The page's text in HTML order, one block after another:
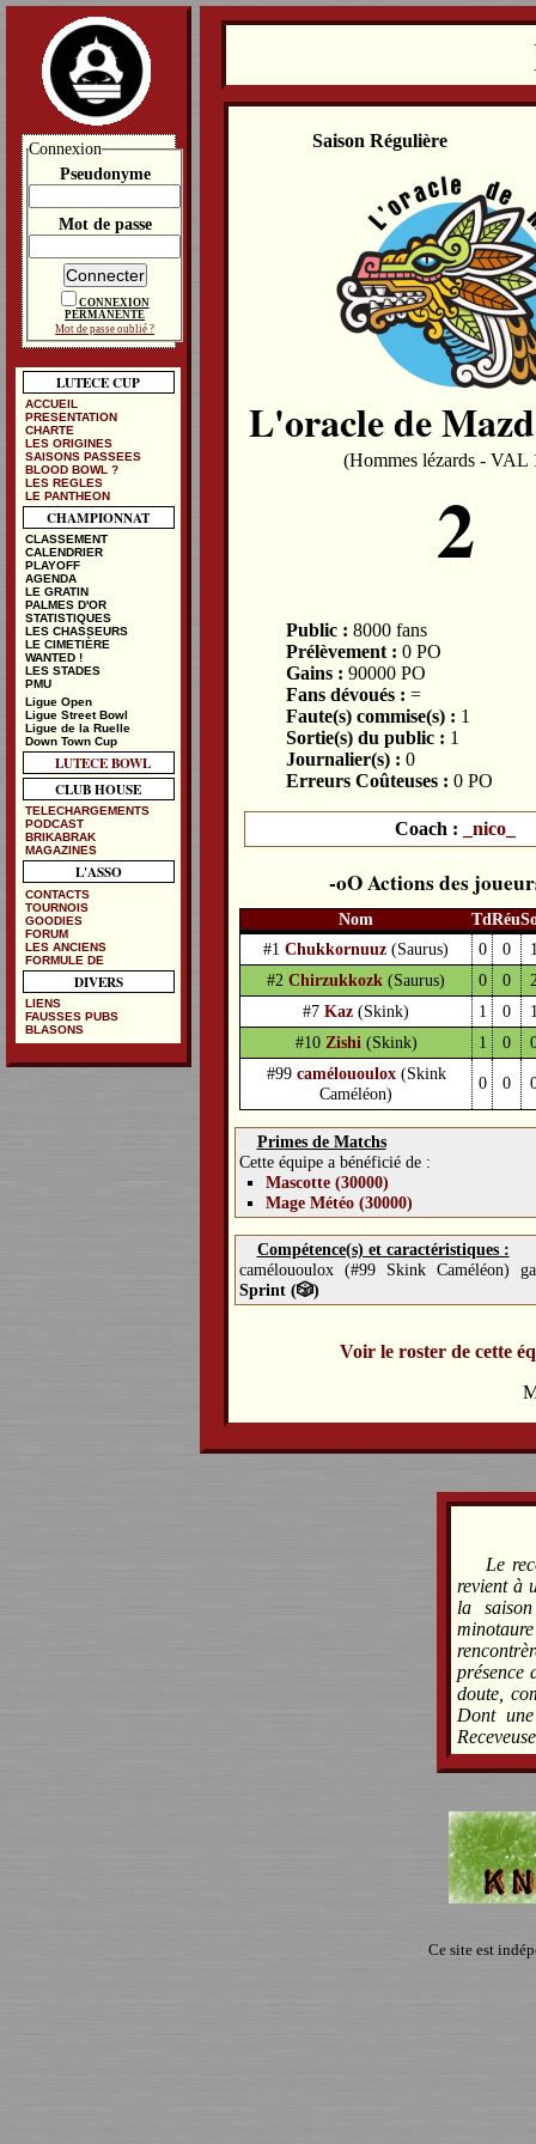
Saison Régulière
L'oracle de
(Hommes lézards - VAL
2
Public : 8000 fans
Prélèvement : 0 PO
Gains : 90000 PO
Fans dévoués : =
Faute(s) commise(s) : 1
Sortie(s) du public : 1
Journalier(s) : 0
Erreurs Coûteuses : 0 PO
Coach : _nico_
Actions des
Nom TdRéu
#1Chukkornuuz (Saurus) 0 0
#2Chirzukkozk (Saurus) 0 0
#7Kaz (Skink) 1 0
#10 Zishi (Skink) 1 0
#99 camélououlox (Skink
Caméléon)
0 0
Primes de Matchs
Cette équipe a bénéficié de :
Mascotte (30000)
Mage Météo (30000)
Compétence(s) et caractéristiques :
camélououlox (#99 Skink Caméléon)
Sprint (🎲)
Voir le roster de cette
Le
revient à
la
présence
doute,
Dont
Ce site est
Connexion
Pseudonyme
Mot de passe
CONNEXION
PERMANENTE
Mot de passe oublié ?
LUTECE CUP
ACCUEIL
PRESENTATION
CHARTE
LES ORIGINES
SAISONS PASSEES
BLOOD BOWL ?
LES REGLES
LE PANTHEON
CHAMPIONNAT
CLASSEMENT
CALENDRIER
PLAYOFF
AGENDA
LE GRATIN
PALMES D'OR
STATISTIQUES
LES CHASSEURS
LE CIMETIÈRE
WANTED !
LES STADES
PMU
Ligue Open
Ligue Street Bowl
Ligue de la Ruelle
Down Town Cup
LUTECE BOWL
CLUB HOUSE
TELECHARGEMENTS
PODCAST
BRIKABRAK
MAGAZINES
L'ASSO
CONTACTS
TOURNOIS
GOODIES
FORUM
LES ANCIENS
FORMULE DE
DIVERS
LIENS
FAUSSES PUBS
BLASONS